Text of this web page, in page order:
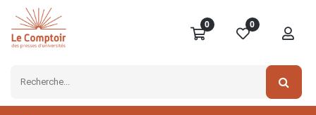
0 0